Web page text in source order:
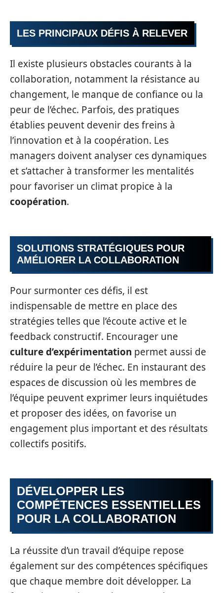
LES PRINCIPAUX DÉFIS À RELEVER
Il existe plusieurs obstacles courants à la
collaboration, notamment la résistance au
changement, le manque de confiance ou la
peur de l’échec. Parfois, des pratiques
établies peuvent devenir des freins à
l’innovation et à la coopération. Les
managers doivent analyser ces dynamiques
et s’attacher à transformer les mentalités
pour favoriser un climat propice à la
coopération.
SOLUTIONS STRATÉGIQUES POUR
AMÉLIORER LA COLLABORATION
Pour surmonter ces défis, il est
indispensable de mettre en place des
stratégies telles que l’écoute active et le
feedback constructif. Encourager une
culture d’expérimentation permet aussi de
réduire la peur de l’échec. En instaurant des
espaces de discussion où les membres de
l’équipe peuvent exprimer leurs inquiétudes
et proposer des idées, on favorise un
engagement plus important et des résultats
collectifs positifs.
DÉVELOPPER LES
COMPÉTENCES ESSENTIELLES
POUR LA COLLABORATION
La réussite d’un travail d’équipe repose
également sur des compétences spécifiques
que chaque membre doit développer. La